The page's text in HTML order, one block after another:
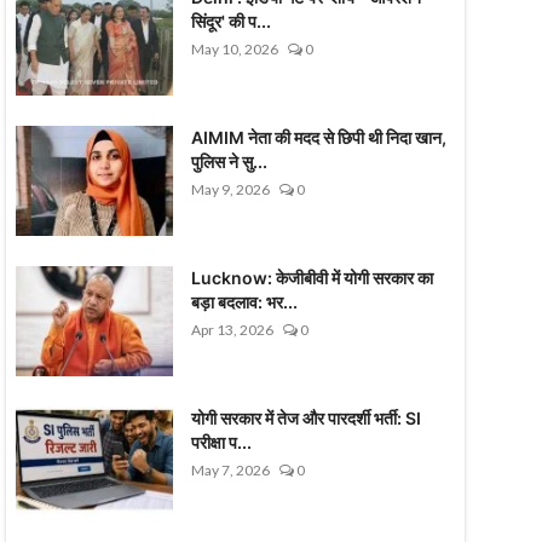
सिंदूर' की प...
May 10, 2026 0
AIMIM नेता की मदद से छिपी थी निदा खान,
पुलिस ने सु...
May 9, 2026 0
Lucknow: केजीबीवी में योगी सरकार का
बड़ा बदलाव: भर...
Apr 13, 2026 0
योगी सरकार में तेज और पारदर्शी भर्ती: SI
परीक्षा प...
May 7, 2026 0